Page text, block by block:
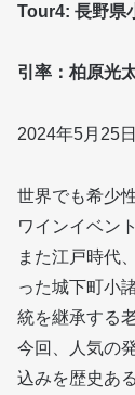
Tour4: 長野県
引率：柏原光
2024年5月25
世界でも希少
ワインイベン
また江戸時代
った城下町小
統を継承する
今回、人気の
込みを歴史あ